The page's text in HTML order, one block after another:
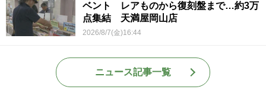
ベント レアものから復刻盤まで…約3万
点集結 天満屋岡山店
2026/8/7(金)16:44
ニュース記事一覧